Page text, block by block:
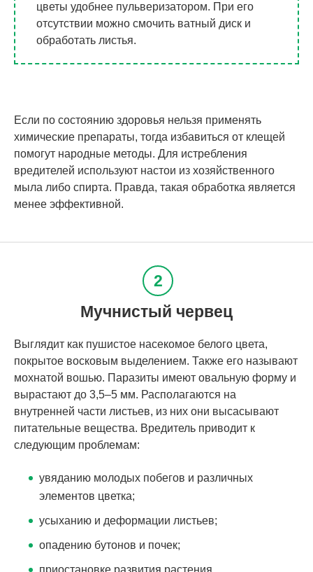
цветы удобнее пульверизатором. При его
отсутствии можно смочить ватный диск и
обработать листья.
Если по состоянию здоровья нельзя применять
химические препараты, тогда избавиться от клещей
помогут народные методы. Для истребления
вредителей используют настои из хозяйственного
мыла либо спирта. Правда, такая обработка является
менее эффективной.
Мучнистый червец
Выглядит как пушистое насекомое белого цвета,
покрытое восковым выделением. Также его называют
мохнатой вошью. Паразиты имеют овальную форму и
вырастают до 3,5‒5 мм. Располагаются на
внутренней части листьев, из них они высасывают
питательные вещества. Вредитель приводит к
следующим проблемам:
увяданию молодых побегов и различных
элементов цветка;
усыханию и деформации листьев;
опадению бутонов и почек;